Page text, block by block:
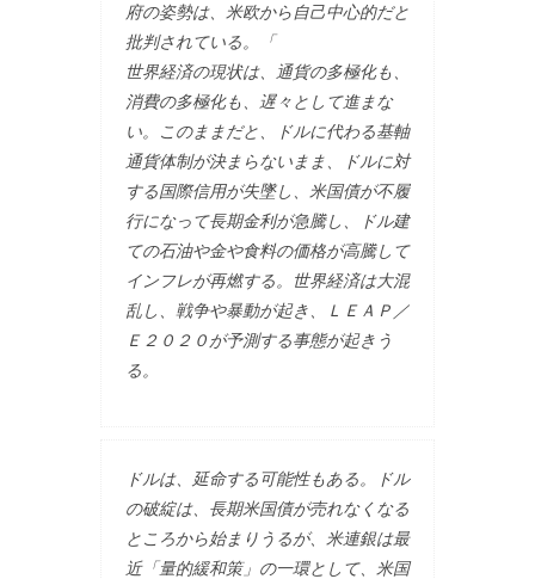
府の姿勢は、米欧から自己中心的だと
批判されている。「
世界経済の現状は、通貨の多極化も、
消費の多極化も、遅々として進まな
い。このままだと、ドルに代わる基軸
通貨体制が決まらないまま、ドルに対
する国際信用が失墜し、米国債が不履
行になって長期金利が急騰し、ドル建
ての石油や金や食料の価格が高騰して
インフレが再燃する。世界経済は大混
乱し、戦争や暴動が起き、ＬＥＡＰ／
Ｅ２０２０が予測する事態が起きう
る。
ドルは、延命する可能性もある。ドル
の破綻は、長期米国債が売れなくなる
ところから始まりうるが、米連銀は最
近「量的緩和策」の一環として、米国